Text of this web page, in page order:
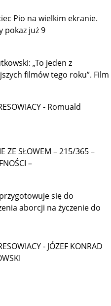
Pio na wielkim ekranie.
pokaz już 9
„To jeden z
filmów tego roku”. Film
- Romuald
ZE SŁOWEM – 215/365 –
–
się do
aborcji na życzenie do
- JÓZEF KONRAD